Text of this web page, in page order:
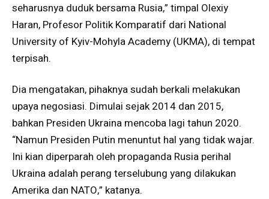
seharusnya duduk bersama Rusia,” timpal Olexiy
Haran, Profesor Politik Komparatif dari National
University of Kyiv-Mohyla Academy (UKMA), di tempat
terpisah.
Dia mengatakan, pihaknya sudah berkali melakukan
upaya negosiasi. Dimulai sejak 2014 dan 2015,
bahkan Presiden Ukraina mencoba lagi tahun 2020.
“Namun Presiden Putin menuntut hal yang tidak wajar.
Ini kian diperparah oleh propaganda Rusia perihal
Ukraina adalah perang terselubung yang dilakukan
Amerika dan NATO,” katanya.